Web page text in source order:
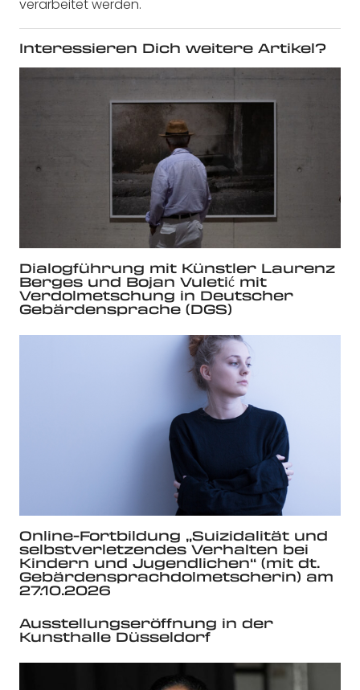
verarbeitet werden.
Interessieren Dich weitere Artikel?
Dialogführung mit Künstler Laurenz
Berges und Bojan Vuletić mit
Verdolmetschung in Deutscher
Gebärdensprache (DGS)
Online-Fortbildung „Suizidalität und
selbstverletzendes Verhalten bei
Kindern und Jugendlichen“ (mit dt.
Gebärdensprachdolmetscherin) am
27.10.2026
Ausstellungseröffnung in der
Kunsthalle Düsseldorf